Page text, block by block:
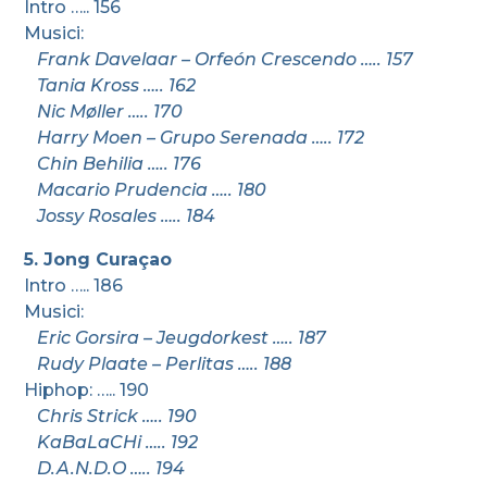
Intro ….. 156
Musici:
Frank Davelaar – Orfeón Crescendo ….. 157
Tania Kross ….. 162
Nic Møller ….. 170
Harry Moen – Grupo Serenada ….. 172
Chin Behilia ….. 176
Macario Prudencia ….. 180
Jossy Rosales ….. 184
5. Jong Curaçao
Intro ….. 186
Musici:
Eric Gorsira – Jeugdorkest ….. 187
Rudy Plaate – Perlitas ….. 188
Hiphop: ….. 190
Chris Strick ….. 190
KaBaLaCHi ….. 192
D.A.N.D.O ….. 194